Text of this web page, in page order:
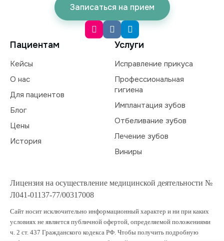
Записаться на прием
Пациентам
Кейсы
О нас
Для пациентов
Блог
Цены
История
Услуги
Исправление прикуса
Профессиональная
гигиена
Имплантация зубов
Отбеливание зубов
Лечение зубов
Виниры
Лицензия на осуществление медицинской деятельности №
Л041-01137-77/00317008
Сайт носит исключительно информационный характер и ни при каких
условиях не является публичной офертой, определяемой положениями
ч. 2 ст. 437 Гражданского кодекса РФ. Чтобы получить подробную